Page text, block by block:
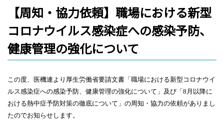
【周知・協力依頼】職場における新型
コロナウイルス感染症への感染予防、
健康管理の強化について
この度、医機連より厚生労働省要請文書「職場における新型コロナウイ
ルス感染症への感染予防、健康管理の強化について」及び「 8 月以降に
おける熱中症予防対策の徹底について」の周知・協力の依頼がありまし
たのでお知らせします。